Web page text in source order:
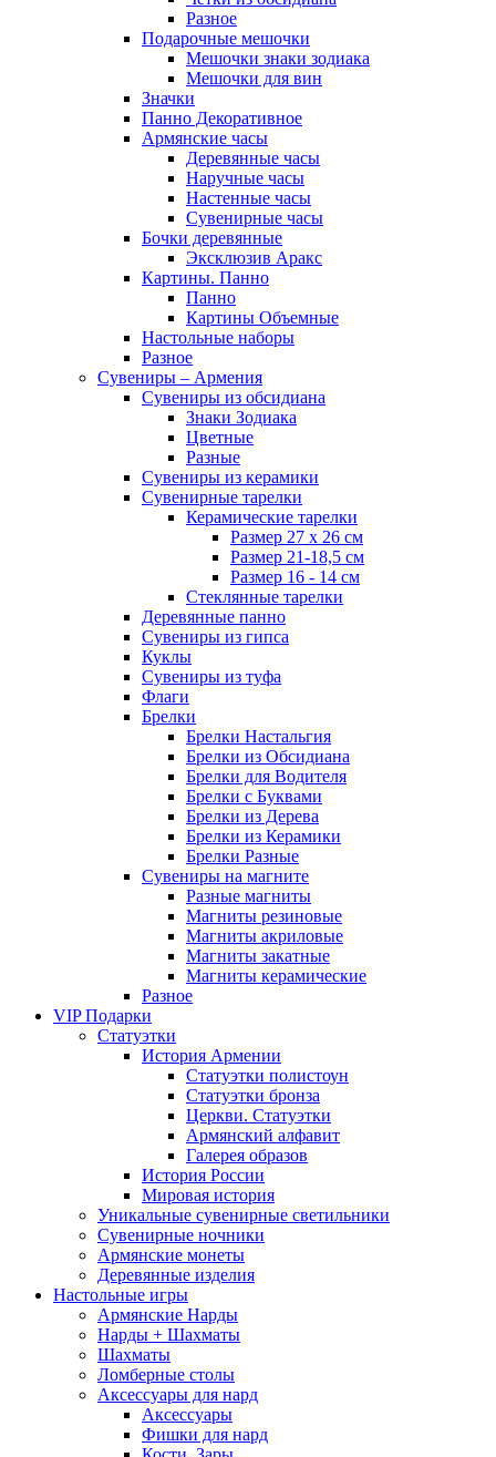
Разное
Подарочные мешочки
Мешочки знаки зодиака
Мешочки для вин
Значки
Панно Декоративное
Армянские часы
Деревянные часы
Наручные часы
Настенные часы
Сувенирные часы
Бочки деревянные
Эксклюзив Аракс
Картины. Панно
Панно
Картины Объемные
Настольные наборы
Разное
Сувениры – Армения
Сувениры из обсидиана
Знаки Зодиака
Цветные
Разные
Сувениры из керамики
Сувенирные тарелки
Керамические тарелки
Размер 27 х 26 см
Размер 21-18,5 см
Размер 16 - 14 см
Стеклянные тарелки
Деревянные панно
Сувениры из гипса
Куклы
Сувениры из туфа
Флаги
Брелки
Брелки Настальгия
Брелки из Обсидиана
Брелки для Водителя
Брелки с Буквами
Брелки из Дерева
Брелки из Керамики
Брелки Разные
Сувениры на магните
Разные магниты
Магниты резиновые
Магниты акриловые
Магниты закатные
Магниты керамические
Разное
VIP Подарки
Статуэтки
История Армении
Статуэтки полистоун
Статуэтки бронза
Церкви. Статуэтки
Армянский алфавит
Галерея образов
История России
Мировая история
Уникальные сувенирные светильники
Сувенирные ночники
Армянские монеты
Деревянные изделия
Настольные игры
Армянские Нарды
Нарды + Шахматы
Шахматы
Ломберные столы
Аксессуары для нард
Аксессуары
Фишки для нард